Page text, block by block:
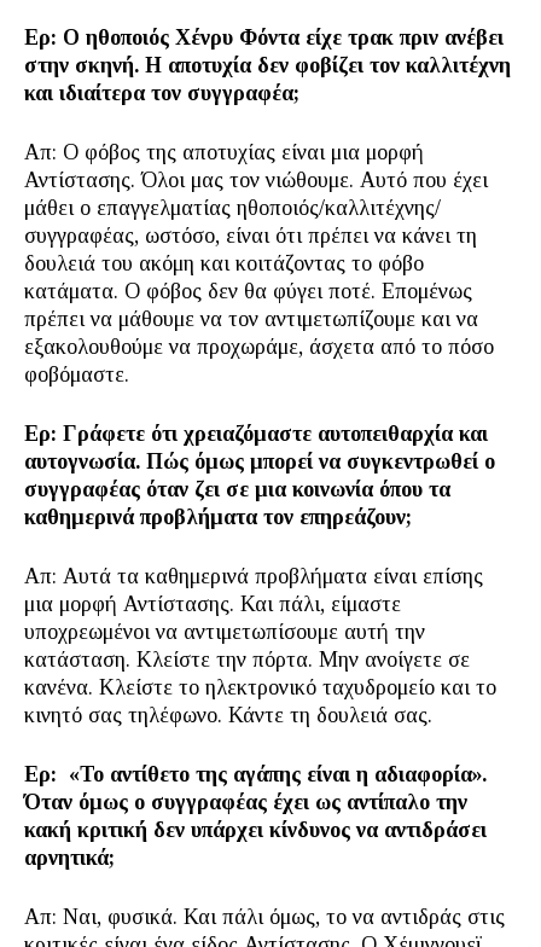
Ερ: Ο ηθοποιός Χένρυ Φόντα είχε τρακ πριν ανέβει
στην σκηνή. Η αποτυχία δεν φοβίζει τον καλλιτέχνη
και ιδιαίτερα τον συγγραφέα;
Απ: Ο φόβος της αποτυχίας είναι μια μορφή
Αντίστασης. Όλοι μας τον νιώθουμε. Αυτό που έχει
μάθει ο επαγγελματίας ηθοποιός/καλλιτέχνης/
συγγραφέας, ωστόσο, είναι ότι πρέπει να κάνει τη
δουλειά του ακόμη και κοιτάζοντας το φόβο
κατάματα. Ο φόβος δεν θα φύγει ποτέ. Επομένως
πρέπει να μάθουμε να τον αντιμετωπίζουμε και να
εξακολουθούμε να προχωράμε, άσχετα από το πόσο
φοβόμαστε.
Ερ: Γράφετε ότι χρειαζόμαστε αυτοπειθαρχία και
αυτογνωσία. Πώς όμως μπορεί να συγκεντρωθεί ο
συγγραφέας όταν ζει σε μια κοινωνία όπου τα
καθημερινά προβλήματα τον επηρεάζουν;
Απ: Αυτά τα καθημερινά προβλήματα είναι επίσης
μια μορφή Αντίστασης. Και πάλι, είμαστε
υποχρεωμένοι να αντιμετωπίσουμε αυτή την
κατάσταση. Κλείστε την πόρτα. Μην ανοίγετε σε
κανένα. Κλείστε το ηλεκτρονικό ταχυδρομείο και το
κινητό σας τηλέφωνο. Κάντε τη δουλειά σας.
Ερ: «Το αντίθετο της αγάπης είναι η αδιαφορία».
Όταν όμως ο συγγραφέας έχει ως αντίπαλο την
κακή κριτική δεν υπάρχει κίνδυνος να αντιδράσει
αρνητικά;
Απ: Ναι, φυσικά. Και πάλι όμως, το να αντιδράς στις